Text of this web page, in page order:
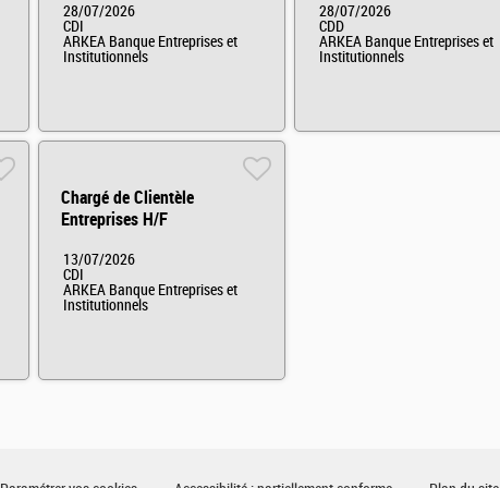
28/07/2026
CDI
ARKEA Banque Entreprises et
Institutionnels
28/07/2026
CDD
ARKEA Banque Entreprises et
Institutionnels
Chargé de Clientèle
Entreprises H/F
13/07/2026
CDI
ARKEA Banque Entreprises et
Institutionnels